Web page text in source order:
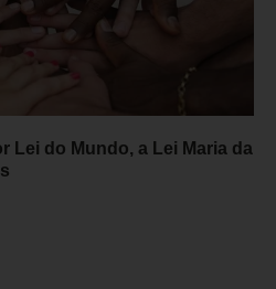
Lei do Mundo, a Lei Maria da